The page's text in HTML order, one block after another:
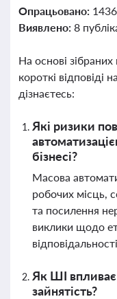
Опрацьовано:
Виявлено: 8
На основі
короткі відповіді
дізнаєтесь:
Які ризики
бізнесі?
Масова
робочих місць,
та посилення
виклики щодо
Як ШІ впливає
зайнятість?